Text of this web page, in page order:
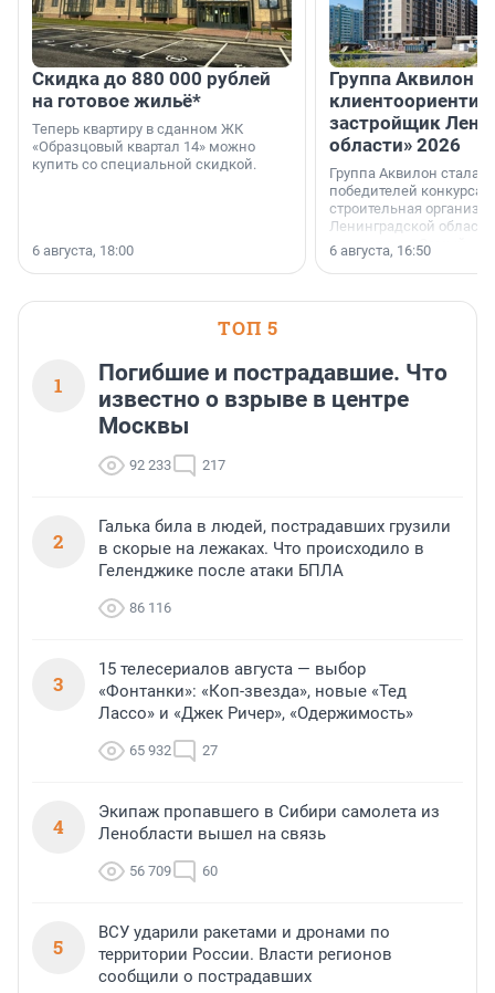
Скидка до 880 000 рублей
на готовое жильё*
Теперь квартиру в сданном ЖК
«Образцовый квартал 14» можно
купить со специальной скидкой.
6 августа, 18:00
Группа Аквилон
застройщик
области» 2026
Группа Аквилон стала
победителей конкурса
строительная
Ленинградской области
номинации «Самый
застройщик
области».
6 августа, 16:50
ТОП 5
1
Погибшие и пострадавшие. Что
известно о взрыве в центре
Москвы
92 233 217
2
Галька била в людей, пострадавших грузили
в скорые на лежаках. Что происходило в
Геленджике после атаки БПЛА
86 116
3
15 телесериалов августа — выбор
«Фонтанки»: «Коп-звезда», новые «Тед
Лассо» и «Джек Ричер», «Одержимость»
65 932 27
4
Экипаж пропавшего в Сибири самолета из
Ленобласти вышел на связь
56 709 60
5
ВСУ ударили ракетами и дронами по
территории России. Власти регионов
сообщили о пострадавших